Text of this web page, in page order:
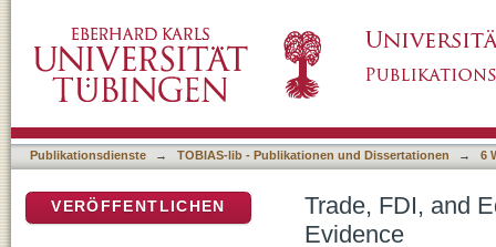
Publikationsdienste → TOBIAS-lib - Publikationen und Dissertationen → 6
Trade, FDI, and
Evidence
VERÖFFENTLICHEN